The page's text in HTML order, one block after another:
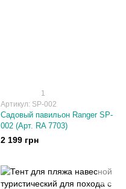
1
Артикул: SP-002
Садовый павильон Ranger SP-
002 (Арт. RA 7703)
2 199 грн